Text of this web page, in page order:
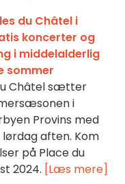
du Châtel i
koncerter og
i middelalderlig
sommer
Châtel sætter
i
Provins med
aften. Kom
på Place du
2024. [Læs mere]